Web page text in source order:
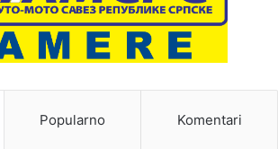
Popularno Komentari